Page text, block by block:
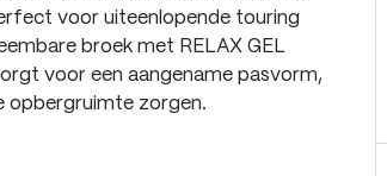
voor uiteenlopende touring
broek met RELAX GEL
voor een aangename pasvorm,
opbergruimte zorgen.